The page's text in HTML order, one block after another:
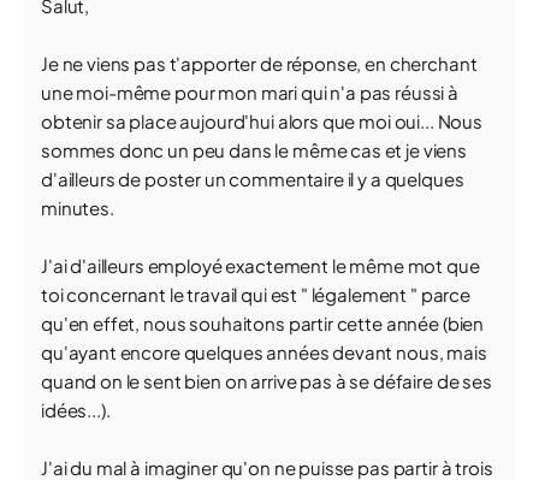
Salut,
Je ne viens pas t'apporter de réponse, en cherchant
une moi-même pour mon mari qui n'a pas réussi à
obtenir sa place aujourd'hui alors que moi oui... Nous
sommes donc un peu dans le même cas et je viens
d'ailleurs de poster un commentaire il y a quelques
minutes.
J'ai d'ailleurs employé exactement le même mot que
toi concernant le travail qui est " légalement " parce
qu'en effet, nous souhaitons partir cette année (bien
qu'ayant encore quelques années devant nous, mais
quand on le sent bien on arrive pas à se défaire de ses
idées...).
J'ai du mal à imaginer qu'on ne puisse pas partir à trois